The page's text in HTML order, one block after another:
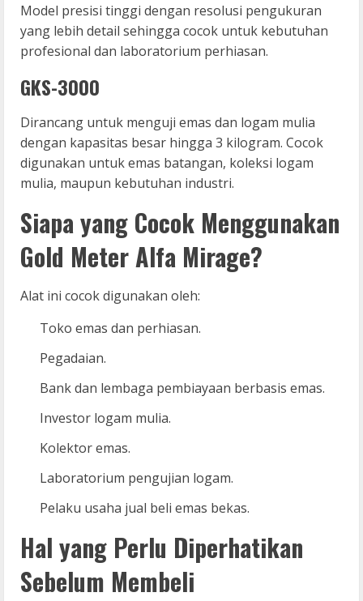
Model presisi tinggi dengan resolusi pengukuran
yang lebih detail sehingga cocok untuk kebutuhan
profesional dan laboratorium perhiasan.
GKS-3000
Dirancang untuk menguji emas dan logam mulia
dengan kapasitas besar hingga 3 kilogram. Cocok
digunakan untuk emas batangan, koleksi logam
mulia, maupun kebutuhan industri.
Siapa yang Cocok Menggunakan
Gold Meter Alfa Mirage?
Alat ini cocok digunakan oleh:
Toko emas dan perhiasan.
Pegadaian.
Bank dan lembaga pembiayaan berbasis emas.
Investor logam mulia.
Kolektor emas.
Laboratorium pengujian logam.
Pelaku usaha jual beli emas bekas.
Hal yang Perlu Diperhatikan
Sebelum Membeli